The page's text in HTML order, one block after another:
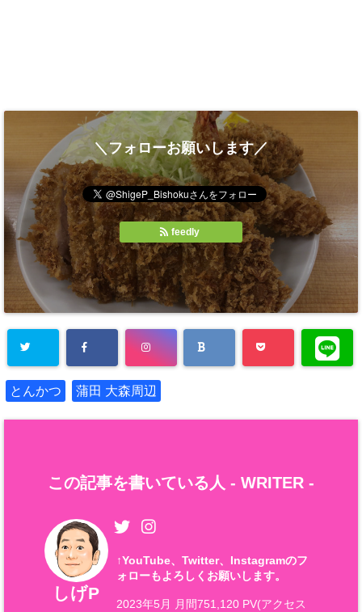
＼フォローお願いします／
feedly
とんかつ 蒲田 大森周辺
この記事を書いている人 - WRITER -
しげP
↑YouTube、Twitter、Instagramのフ
ォローもよろしくお願いします。
2023年5月 月間751,120 PV(アクセス